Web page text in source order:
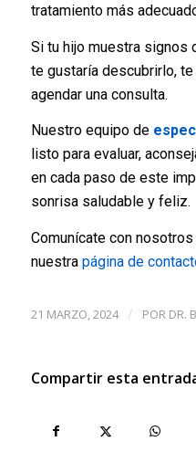
tratamiento más
Si tu hijo muestra signos
te gustaría descubrirlo,
agendar una consulta.
Nuestro equipo de
listo para evaluar,
en cada paso de este
sonrisa saludable y feliz.
Comunícate con
nuestra página de
21 MARZO, 2024 / POR DR.
Compartir esta